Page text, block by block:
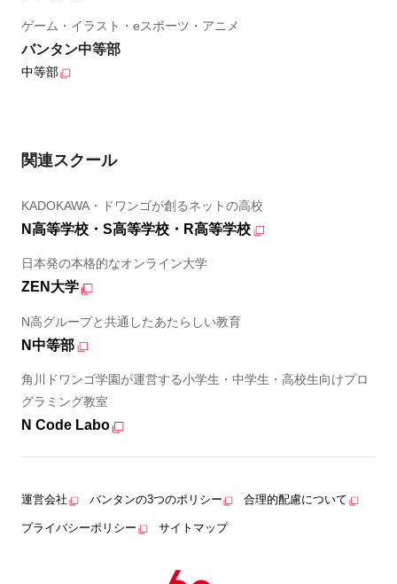
ゲーム・イラスト・eスポーツ・アニメ
バンタン中等部
中等部
関連スクール
KADOKAWA・ドワンゴが創るネットの高校
N高等学校・S高等学校・R高等学校
日本発の本格的なオンライン大学
ZEN大学
N高グループと共通したあたらしい教育
N中等部
角川ドワンゴ学園が運営する小学生・中学生・高校生向けプロ
グラミング教室
N Code Labo
運営会社 バンタンの3つのポリシー 合理的配慮について
プライバシーポリシー サイトマップ